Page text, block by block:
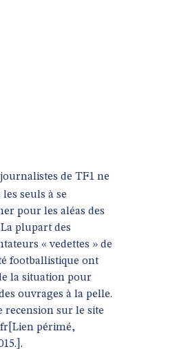
de TF1 ne
les seuls à se
pour les aléas des
plupart des
« vedettes » de
footballistique ont
la situation pour
ouvrages à la pelle.
recension sur le site
périmé,